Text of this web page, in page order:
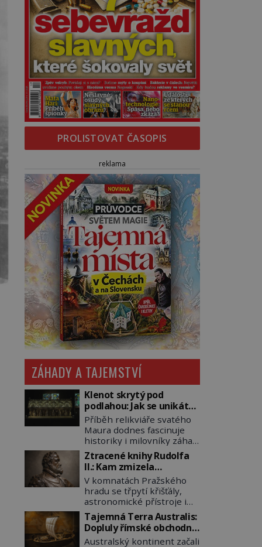
PROLISTOVAT ČASOPIS
reklama
ZÁHADY A TAJEMSTVÍ
Klenot skrytý pod
podlahou: Jak se unikátní
románský poklad dostal
do zapadlého Bečova?
Příběh relikviáře svatého
Maura dodnes fascinuje
historiky i milovníky záhad
po celém světě. Tato
románská zlatnická
památka ze 13. století je
po českých korunovačních
klenotech druhým
nejcennějším movitým
majetkem v České
republice. Přestože byl
klenot v roce 1985 po
Ztracené knihy Rudolfa
II.: Kam zmizela
nejzáhadnější knihovna
Evropy?
V komnatách Pražského
hradu se třpytí křišťály,
astronomické přístroje i
podivné alchymistické
rukopisy. Císař Rudolf II.
shromažďuje vše, co
souvisí s tajemstvím
Tajemná Terra Australis:
Dopluly římské obchodní
lodě až do Austrálie?
Australský kontinent začali